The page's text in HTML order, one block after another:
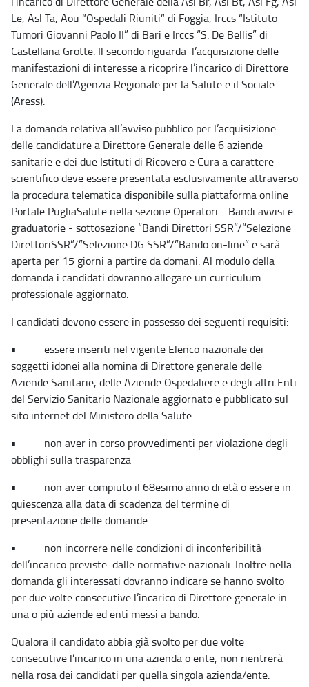
Le, Asl Ta, Aou “Ospedali Riuniti” di Foggia, Irccs “Istituto
Tumori Giovanni Paolo II” di Bari e Irccs “S. De Bellis” di
Castellana Grotte. Il secondo riguarda l’acquisizione delle
manifestazioni di interesse a ricoprire l’incarico di Direttore
Generale dell’Agenzia Regionale per la Salute e il Sociale
(Aress).
La domanda relativa all’avviso pubblico per l’acquisizione
delle candidature a Direttore Generale delle 6 aziende
sanitarie e dei due Istituti di Ricovero e Cura a carattere
scientifico deve essere presentata esclusivamente attraverso
la procedura telematica disponibile sulla piattaforma online
Portale PugliaSalute nella sezione Operatori - Bandi avvisi e
graduatorie - sottosezione “Bandi Direttori SSR”/“Selezione
DirettoriSSR”/”Selezione DG SSR”/”Bando on-line” e sarà
aperta per 15 giorni a partire da domani. Al modulo della
domanda i candidati dovranno allegare un curriculum
professionale aggiornato.
I candidati devono essere in possesso dei seguenti requisiti:
• essere inseriti nel vigente Elenco nazionale dei
soggetti idonei alla nomina di Direttore generale delle
Aziende Sanitarie, delle Aziende Ospedaliere e degli altri Enti
del Servizio Sanitario Nazionale aggiornato e pubblicato sul
sito internet del Ministero della Salute
• non aver in corso provvedimenti per violazione degli
obblighi sulla trasparenza
• non aver compiuto il 68esimo anno di età o essere in
quiescenza alla data di scadenza del termine di
presentazione delle domande
• non incorrere nelle condizioni di inconferibilità
dell’incarico previste dalle normative nazionali. Inoltre nella
domanda gli interessati dovranno indicare se hanno svolto
per due volte consecutive l’incarico di Direttore generale in
una o più aziende ed enti messi a bando.
Qualora il candidato abbia già svolto per due volte
consecutive l’incarico in una azienda o ente, non rientrerà
nella rosa dei candidati per quella singola azienda/ente.